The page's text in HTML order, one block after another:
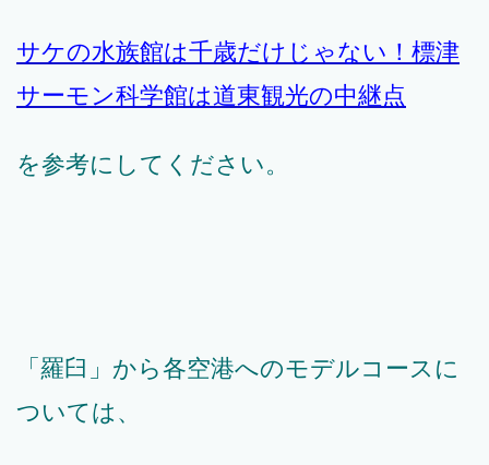
サケの水族館は千歳だけじゃない！標津
サーモン科学館は道東観光の中継点
を参考にしてください。
「羅臼」から各空港へのモデルコースに
ついては、